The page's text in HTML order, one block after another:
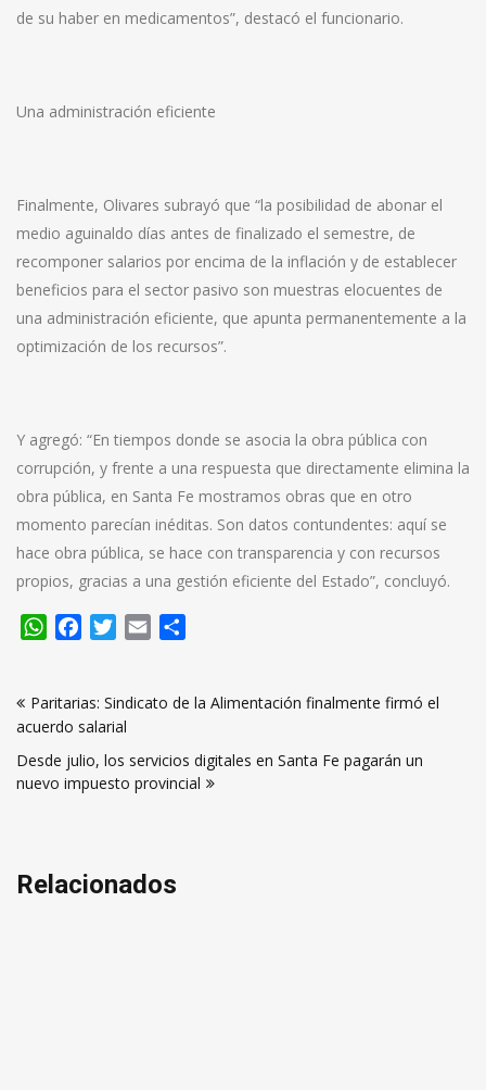
de su haber en medicamentos”, destacó el funcionario.
Una administración eficiente
Finalmente, Olivares subrayó que “la posibilidad de abonar el
medio aguinaldo días antes de finalizado el semestre, de
recomponer salarios por encima de la inflación y de establecer
beneficios para el sector pasivo son muestras elocuentes de
una administración eficiente, que apunta permanentemente a la
optimización de los recursos”.
Y agregó: “En tiempos donde se asocia la obra pública con
corrupción, y frente a una respuesta que directamente elimina la
obra pública, en Santa Fe mostramos obras que en otro
momento parecían inéditas. Son datos contundentes: aquí se
hace obra pública, se hace con transparencia y con recursos
propios, gracias a una gestión eficiente del Estado”, concluyó.
WhatsApp
FacebookTwitter
Email
de
entradas
Paritarias: Sindicato de la Alimentación finalmente firmó el
acuerdo salarial
Desde julio, los servicios digitales en Santa Fe pagarán un
nuevo impuesto provincial
Relacionados